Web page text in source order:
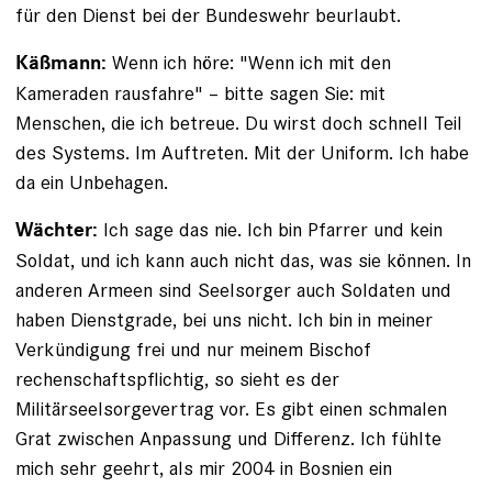
für den Dienst bei der Bundeswehr beurlaubt.
Käßmann: Wenn ich höre: "Wenn ich mit den
Kameraden rausfahre" – bitte sagen Sie: mit
Menschen, die ich betreue. Du wirst doch schnell Teil
des Systems. Im Auftreten. Mit der Uniform. Ich habe
da ein Unbehagen.
Wächter: Ich sage das nie. Ich bin Pfarrer und kein
Soldat, und ich kann auch nicht das, was sie können. In
anderen Armeen sind Seelsorger auch Soldaten und
haben Dienstgrade, bei uns nicht. Ich bin in meiner
Verkündigung frei und nur meinem Bischof
rechenschaftspflichtig, so sieht es der
Militärseelsorgevertrag vor. Es gibt einen schmalen
Grat zwischen Anpassung und Differenz. Ich fühlte
mich sehr geehrt, als mir 2004 in Bosnien ein